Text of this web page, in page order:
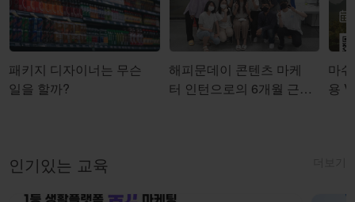
패키지 디자이너는 무슨
일을 할까?
해피문데이 콘텐츠 마케
터 인턴으로의 6개월 근무
마쉬
용
인기있는 교육